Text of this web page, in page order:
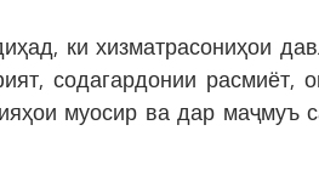
ки хизматрасониҳои
содагардонии расмиёт,
муосир ва дар маҷмуъ